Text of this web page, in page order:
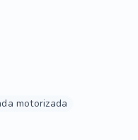
motorizada